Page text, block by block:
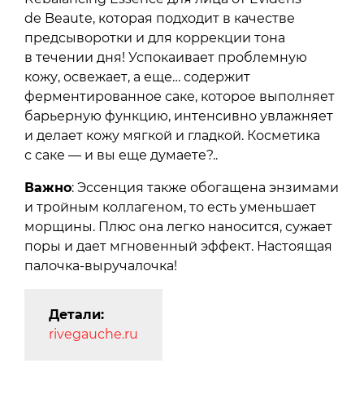
de Beaute, которая подходит в качестве
предсыворотки и для коррекции тона
в течении дня! Успокаивает проблемную
кожу, освежает, а еще… содержит
ферментированное саке, которое выполняет
барьерную функцию, интенсивно увлажняет
и делает кожу мягкой и гладкой. Косметика
с саке — и вы еще думаете?..
Важно: Эссенция также обогащена энзимами
и тройным коллагеном, то есть уменьшает
морщины. Плюс она легко наносится, сужает
поры и дает мгновенный эффект. Настоящая
палочка-выручалочка!
Детали:
rivegauche.ru